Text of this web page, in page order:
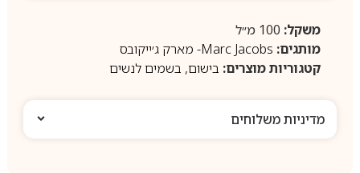
משקל:100 מ״ל
מותגים: Marc Jacobs- מארק ג׳ייקובס
קטגוריות מוצרים: בישום, בשמים לנשים
מדיניות משלוחים